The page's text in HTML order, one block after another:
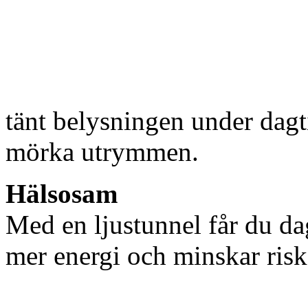
tänt belysningen under
mörka utrymmen.
Hälsosam
Med en ljustunnel får du
mer energi och minskar